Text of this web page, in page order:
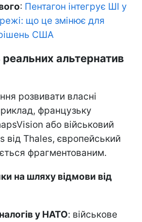
: Пентагон інтегрує ШІ у
що це змінює для
США
реальних альтернатив
розвивати власні
французьку
або військовий
від Thales, європейський
фрагментованим.
на шляху відмови від
у НАТО: військове